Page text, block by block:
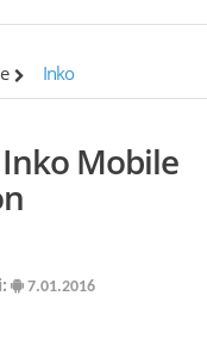
Inko
Inko Mobile
7.01.2016